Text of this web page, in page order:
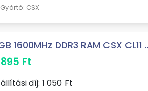
Gyártó: CSX
1600MHz DDR3 RAM CSX CL11
Ft
díj: 1 050 Ft